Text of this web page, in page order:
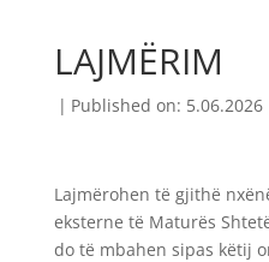
LAJMËRIM
| Published on: 5.06.2026
Lajmërohen të gjithë
eksterne të Maturës
do të mbahen sipas këtij